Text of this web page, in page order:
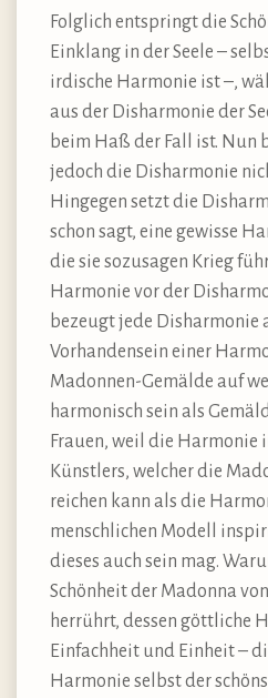
Folglich entspringt die
Einklang in der Seele –
irdische Harmonie ist –,
aus der Disharmonie der
beim Haß der Fall ist. Nun
jedoch die Disharmonie
Hingegen setzt die
schon sagt, eine gewisse
die sie sozusagen Krieg
Harmonie vor der
bezeugt jede Disharmonie
Vorhandensein einer
Madonnen-Gemälde auf
harmonisch sein als
Frauen, weil die Harmonie
Künstlers, welcher die
reichen kann als die
menschlichen Modell
dieses auch sein mag.
Schönheit der Madonna
herrührt, dessen göttliche
Einfachheit und Einheit –
Harmonie selbst der